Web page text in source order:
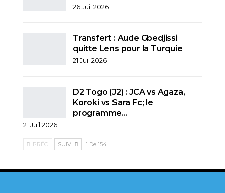
26 Juil 2026
Transfert : Aude Gbedjissi
quitte Lens pour la Turquie
21 Juil 2026
D2 Togo (J2) : JCA vs Agaza,
Koroki vs Sara Fc; le
programme…
21 Juil 2026
PRÉC. SUIV. 1 De 154